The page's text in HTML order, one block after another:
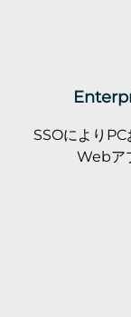
SSOにより
Webア